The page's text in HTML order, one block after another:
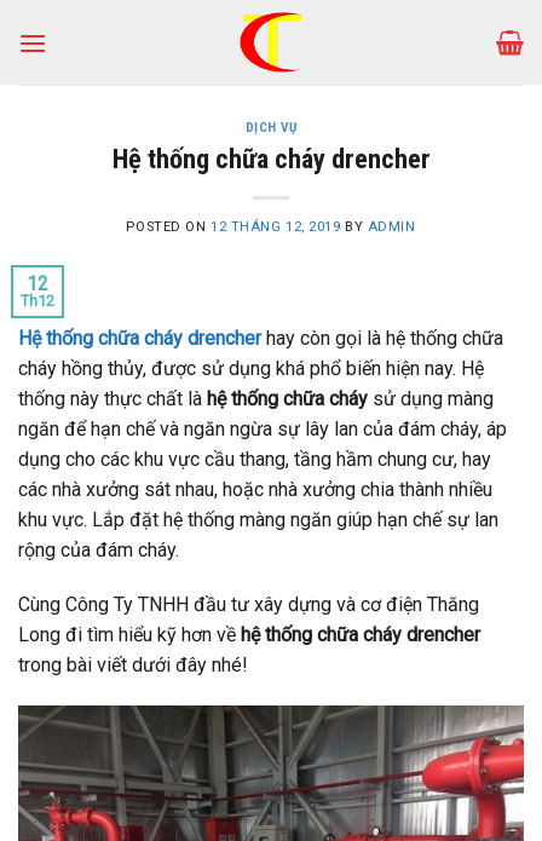
DỊCH VỤ
Hệ thống chữa cháy drencher
POSTED ON 12 THÁNG 12, 2019 BY ADMIN
12
Th12
Hệ thống chữa cháy drencherhay còn gọi là hệ thống chữa
cháy hồng thủy, được sử dụng khá phổ biến hiện nay. Hệ
thống này thực chất là hệ thống chữa cháy sử dụng màng
ngăn để hạn chế và ngăn ngừa sự lây lan của đám cháy, áp
dụng cho các khu vực cầu thang, tầng hầm chung cư, hay
các nhà xưởng sát nhau, hoặc nhà xưởng chia thành nhiều
khu vực. Lắp đặt hệ thống màng ngăn giúp hạn chế sự lan
rộng của đám cháy.
Cùng Công Ty TNHH đầu tư xây dựng và cơ điện Thăng
Long đi tìm hiểu kỹ hơn về hệ thống chữa cháy drencher
trong bài viết dưới đây nhé!